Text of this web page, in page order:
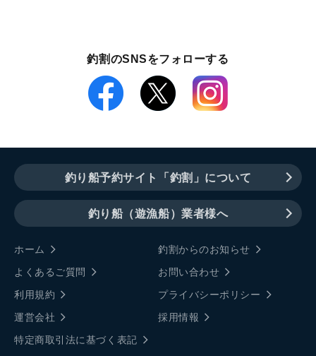
釣割のSNSをフォローする
釣り船予約サイト「釣割」について
釣り船（遊漁船）業者様へ
ホーム
釣割からのお知らせ
よくあるご質問
お問い合わせ
利用規約
プライバシーポリシー
運営会社
採用情報
特定商取引法に基づく表記